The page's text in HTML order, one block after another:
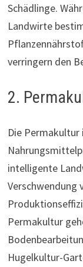
Schädlinge.
Landwirte
verringern den
2.
Die
intelligente
Verschwendung
Permakultur
Hugelkultur-